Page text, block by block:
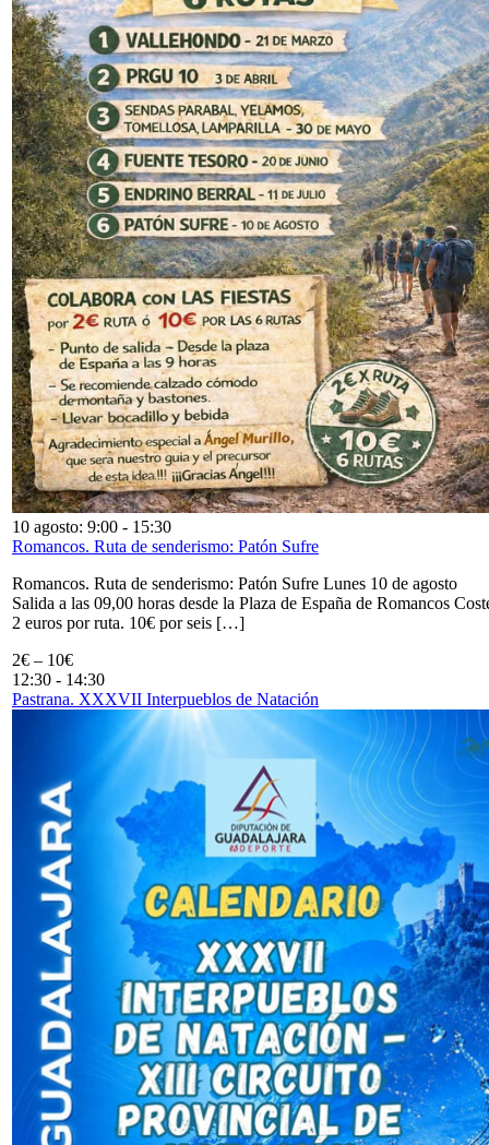
10 agosto: 9:00 - 15:30
Romancos. Ruta de senderismo: Patón Sufre
Romancos. Ruta de senderismo: Patón Sufre Lunes 10 de agosto
Salida a las 09,00 horas desde la Plaza de España de Romancos
2 euros por ruta. 10€ por seis […]
2€ – 10€
12:30 - 14:30
Pastrana. XXXVII Interpueblos de Natación